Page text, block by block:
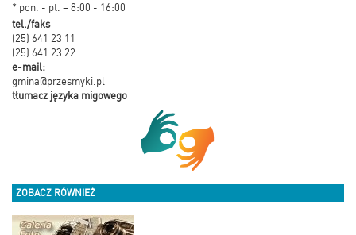
* pon. - pt. – 8:00 - 16:00
tel./faks
(25) 641 23 11
(25) 641 23 22
e-mail:
gmina@przesmyki.pl
tłumacz języka migowego
ZOBACZ RÓWNIEŻ